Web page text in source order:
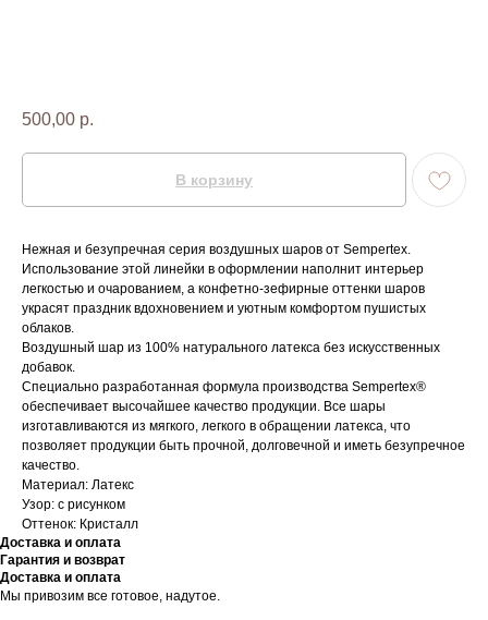
500,00 р.
В корзину
Нежная и безупречная серия воздушных шаров от Sempertex.
Использование этой линейки в оформлении наполнит интерьер
легкостью и очарованием, а конфетно-зефирные оттенки шаров
украсят праздник вдохновением и уютным комфортом пушистых
облаков.
Воздушный шар из 100% натурального латекса без искусственных
добавок.
Специально разработанная формула производства Sempertex®
обеспечивает высочайшее качество продукции. Все шары
изготавливаются из мягкого, легкого в обращении латекса, что
позволяет продукции быть прочной, долговечной и иметь безупречное
качество.
Материал: Латекс
Узор: с рисунком
Оттенок: Кристалл
Доставка и оплата
Гарантия и возврат
Доставка и оплата
Мы привозим все готовое, надутое.